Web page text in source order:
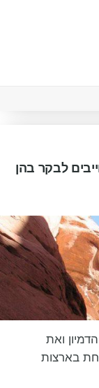
לבקר בהן
ואת
בארצות